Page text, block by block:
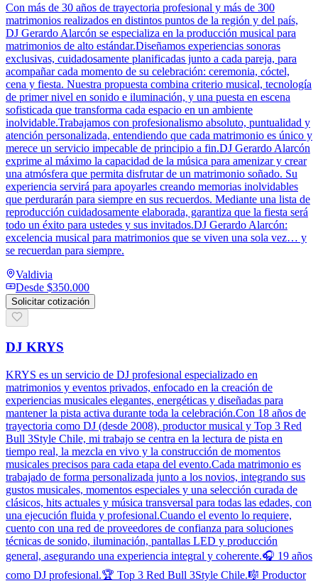
Con más de 30 años de trayectoria profesional y más de 300
matrimonios realizados en distintos puntos de la región y del país,
DJ Gerardo Alarcón se especializa en la producción musical para
matrimonios de alto estándar.Diseñamos experiencias sonoras
exclusivas, cuidadosamente planificadas junto a cada pareja, para
acompañar cada momento de su celebración: ceremonia, cóctel,
cena y fiesta. Nuestra propuesta combina criterio musical, tecnología
de primer nivel en sonido e iluminación, y una puesta en escena
sofisticada que transforma cada espacio en un ambiente
inolvidable.Trabajamos con profesionalismo absoluto, puntualidad y
atención personalizada, entendiendo que cada matrimonio es único y
merece un servicio impecable de principio a fin.DJ Gerardo Alarcón
exprime al máximo la capacidad de la música para amenizar y crear
una atmósfera que permita disfrutar de un matrimonio soñado. Su
experiencia servirá para apoyarles creando memorias inolvidables
que perdurarán para siempre en sus recuerdos. Mediante una lista de
reproducción cuidadosamente elaborada, garantiza que la fiesta será
todo un éxito para ustedes y sus invitados.DJ Gerardo Alarcón:
excelencia musical para matrimonios que se viven una sola vez… y
se recuerdan para siempre.
Valdivia
Desde $350.000
Solicitar cotización
DJ KRYS
KRYS es un servicio de DJ profesional especializado en
matrimonios y eventos privados, enfocado en la creación de
experiencias musicales elegantes, energéticas y diseñadas para
mantener la pista activa durante toda la celebración.Con 18 años de
trayectoria como DJ (desde 2008), productor musical y Top 3 Red
Bull 3Style Chile, mi trabajo se centra en la lectura de pista en
tiempo real, la mezcla en vivo y la construcción de momentos
musicales precisos para cada etapa del evento.Cada matrimonio es
trabajado de forma personalizada junto a los novios, integrando sus
gustos musicales, momentos especiales y una selección curada de
clásicos, hits actuales y música transversal para todas las edades, con
una ejecución fluida y profesional.Cuando el evento lo requiere,
cuento con una red de proveedores de confianza para soluciones
técnicas de sonido, iluminación, pantallas LED y producción
general, asegurando una experiencia integral y coherente.🎧 19 años
como DJ profesional.🏆 Top 3 Red Bull 3Style Chile.🎼 Productor